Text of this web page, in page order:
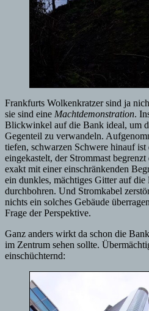
Frankfurts Wolkenkratzer sind ja
sie sind eine Machtdemonstration.
Blickwinkel auf die Bank ideal, um
Gegenteil zu verwandeln.
tiefen, schwarzen Schwere hinauf
eingekastelt, der Strommast
exakt mit einer einschränkenden
ein dunkles, mächtiges Gitter auf
durchbohren. Und Stromkabel
nichts ein solches Gebäude
Frage der Perspektive.
Ganz anders wirkt da schon die
im Zentrum sehen sollte.
einschüchternd: